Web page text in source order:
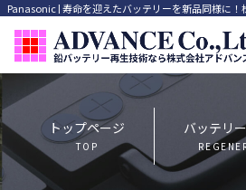
Panasonic | 寿命を迎えたバッテリーを新品同様に！
トップページ
TOP
バッテリ